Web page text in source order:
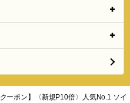
ーポン】〈新規P10倍〉人気No.1 ソイ